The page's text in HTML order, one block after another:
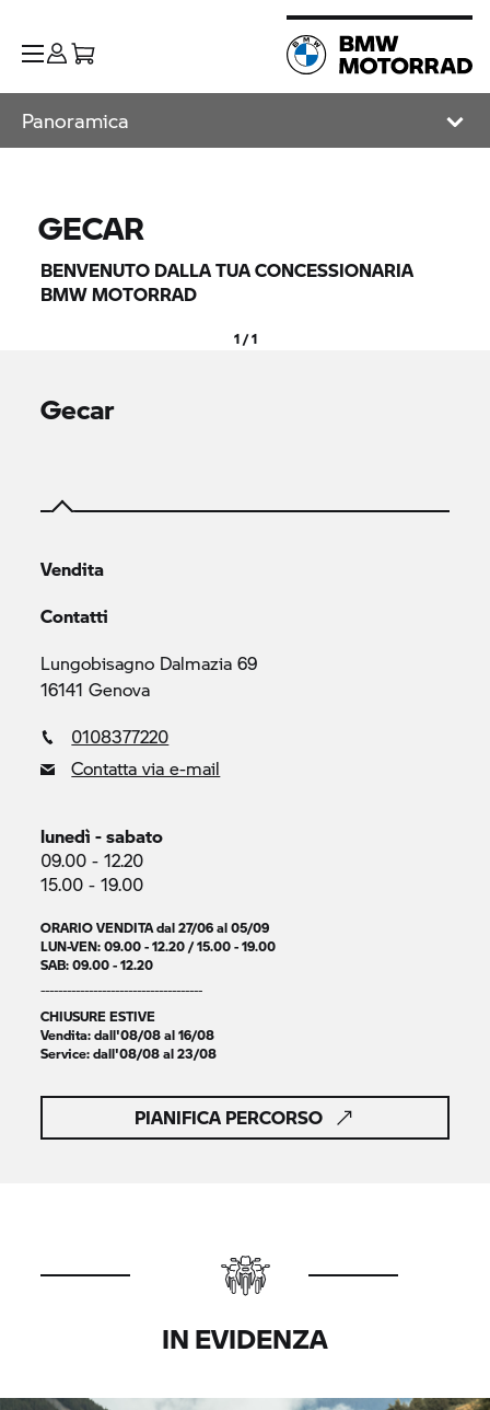
Panoramica
GECAR
BENVENUTO DALLA TUA CONCESSIONARIA
BMW MOTORRAD
1 / 1
Gecar
Vendita
Contatti
Lungobisagno Dalmazia 69
16141 Genova
0108377220
Contatta via e-mail
lunedì - sabato
09.00 - 12.20
15.00 - 19.00
ORARIO VENDITA dal 27/06 al 05/09
LUN-VEN: 09.00 - 12.20 / 15.00 - 19.00
SAB: 09.00 - 12.20
-------------------------------------
CHIUSURE ESTIVE
Vendita: dall'08/08 al 16/08
Service: dall'08/08 al 23/08
PIANIFICA PERCORSO
IN EVIDENZA